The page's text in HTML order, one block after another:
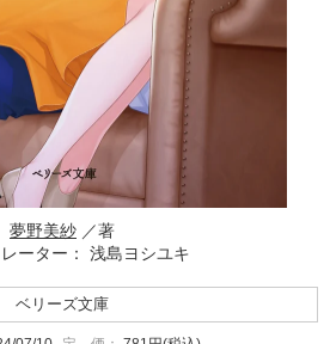
夢野美紗 ／著
ーター： 浅島ヨシユキ
ベリーズ文庫